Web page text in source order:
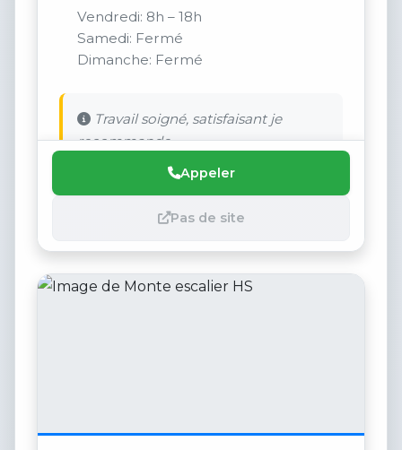
Vendredi: 8h – 18h
Samedi: Fermé
Dimanche: Fermé
Travail soigné, satisfaisant je
recommande
Appeler
Pas de site